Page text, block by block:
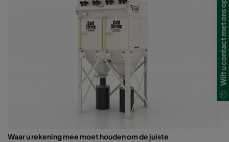
Waar u rekening mee moet houden om de juiste
Wilt u contact met ons opnemen?